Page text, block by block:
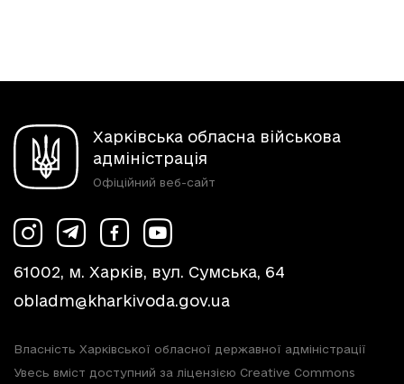
Харківська обласна військова
адміністрація
Офіційний веб-сайт
61002, м. Харків, вул. Сумська, 64
obladm@kharkivoda.gov.ua
Власність Харківської обласної державної адміністрації
Увесь вміст доступний за ліцензією Creative Commons